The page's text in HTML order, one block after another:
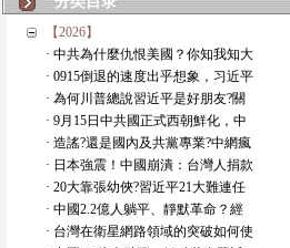
【2026】
· 中共為什麼仇恨美國？你知我知大
· 0915倒退的速度出乎想象，习近平
· 為何川普總說習近平是好朋友?關
· 9月15日中共國正式西朝鮮化，中
· 造謠?還是國內及共黨專業?中網瘋
· 日本強震！中國崩潰：台灣人捐款
· 20大靠張幼俠?習近平21大難連任
· 中國2.2億人躺平、靜默革命？經
· 台灣在衛星網路領域的突破如何使